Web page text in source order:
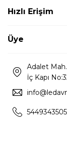
Hızlı Erişim
Üye
Adalet
İç Kapı
5449343505